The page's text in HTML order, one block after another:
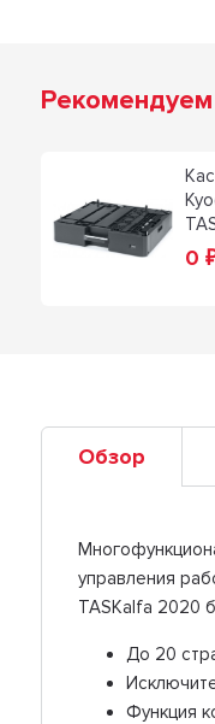
0
Обзор
управления
TASKalfa 2020
До 20
Функция